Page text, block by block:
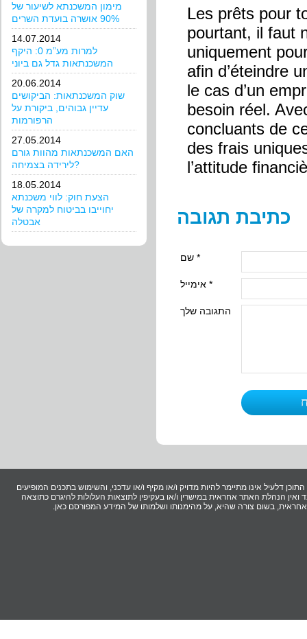
מימון המשכנתא לשיעור של
90% אושרה בועדת השרים
14.07.2014
למרות מע”מ 0: היקף
המשכנתאות גדל גם ביוני
20.06.2014
שוק המשכנתאות: הביקושים
עדיין גבוהים, ביקורת על
הרפורמות
27.05.2014
האם המשכנתאות מהוות גורם
לירידה בצמיחה?
18.05.2014
הצעת חוק: לווי משכנתא
יחוייבו בביטוח למקרה של
אבטלה
Les prêts pour
pourtant, il faut
uniquement
afin d’éteindre
le cas d’un
besoin réel.
concluants de
des frais
l’attitude
כתיבת תגובה
שם *
אימייל *
התגובה שלך
דלעיל אינו מתיימר להיות מדויק ו/או מקיף ו/או עדכני, והשימוש בתכנים המופיעים
הנהלת האתר אחראית במישרין ו/או בעקיפין לתוצאות העלולות להיגרם כתוצאה
בשום צורה שהיא, על מהימנותו ושלמותו של המידע המפורסם כאן.